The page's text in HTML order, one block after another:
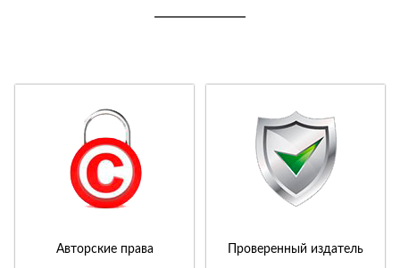
Авторские права Проверенный издатель